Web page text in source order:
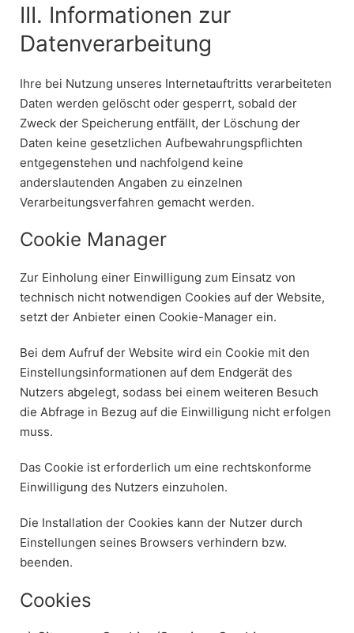
III. Informationen zur
Datenverarbeitung
Ihre bei Nutzung unseres Internetauftritts verarbeiteten
Daten werden gelöscht oder gesperrt, sobald der
Zweck der Speicherung entfällt, der Löschung der
Daten keine gesetzlichen Aufbewahrungspflichten
entgegenstehen und nachfolgend keine
anderslautenden Angaben zu einzelnen
Verarbeitungsverfahren gemacht werden.
Cookie Manager
Zur Einholung einer Einwilligung zum Einsatz von
technisch nicht notwendigen Cookies auf der Website,
setzt der Anbieter einen Cookie-Manager ein.
Bei dem Aufruf der Website wird ein Cookie mit den
Einstellungsinformationen auf dem Endgerät des
Nutzers abgelegt, sodass bei einem weiteren Besuch
die Abfrage in Bezug auf die Einwilligung nicht erfolgen
muss.
Das Cookie ist erforderlich um eine rechtskonforme
Einwilligung des Nutzers einzuholen.
Die Installation der Cookies kann der Nutzer durch
Einstellungen seines Browsers verhindern bzw.
beenden.
Cookies